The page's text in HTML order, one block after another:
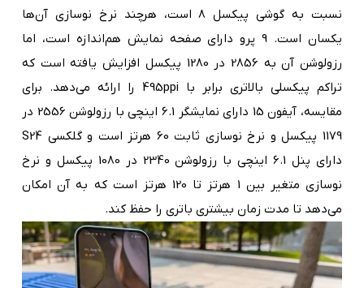
نسبت به گوشی پیکسل 8 است، هرچند نرخ نوسازی آن‌ها
یکسان است. 9 پرو دارای صفحه نمایش هم‌اندازه است، اما
رزولوشن آن به 2856 در 1280 پیکسل افزایش یافته است که
تراکم پیکسلی بالاتری برابر با 495ppi را ارائه می‌دهد. برای
مقایسه، آیفون 15 دارای نمایشگر 6.1 اینچی با رزولوشن 2556 در
1179 پیکسل و نرخ نوسازی ثابت 60 هرتز است و گلکسی S24
دارای پنل 6.1 اینچی با رزولوشن 2340 در 1080 پیکسل و نرخ
نوسازی متغیر بین 1 هرتز تا 120 هرتز است که به آن امکان
می‌دهد تا مدت زمان بیشتری باتری را حفظ کند.